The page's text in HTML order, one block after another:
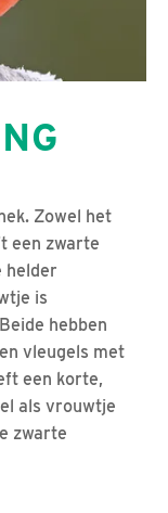
Zowel het
een zwarte
helder
is
hebben
vleugels met
een korte,
als vrouwtje
zwarte